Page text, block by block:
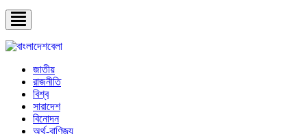
জাতীয়
রাজনীতি
বিশ্ব
সারাদেশ
বিনোদন
অর্থ-বাণিজ্য